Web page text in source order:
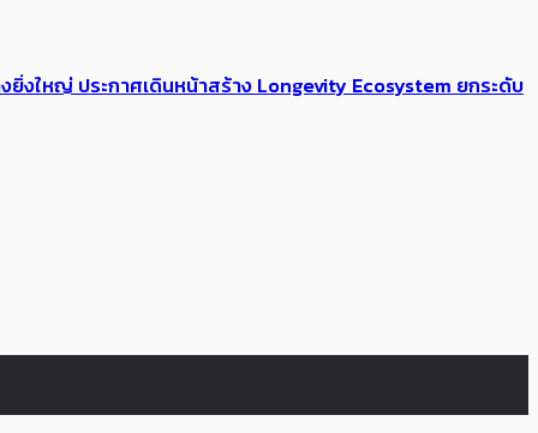
งใหญ่ ประกาศเดินหน้าสร้าง Longevity Ecosystem ยกระดับ